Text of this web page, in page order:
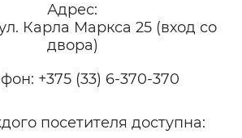
Адрес:
Карла Маркса 25 (вход со
двора)
+375 (33) 6-370-370
посетителя доступна: